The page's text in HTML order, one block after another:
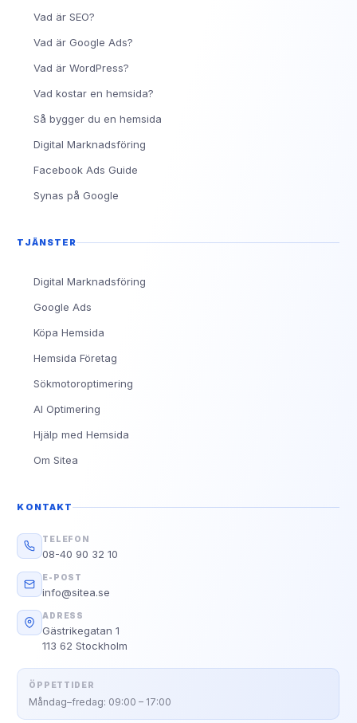
Vad är SEO?
Vad är Google Ads?
Vad är WordPress?
Vad kostar en hemsida?
Så bygger du en hemsida
Digital Marknadsföring
Facebook Ads Guide
Synas på Google
TJÄNSTER
Digital Marknadsföring
Google Ads
Köpa Hemsida
Hemsida Företag
Sökmotoroptimering
AI Optimering
Hjälp med Hemsida
Om Sitea
KONTAKT
TELEFON
08-40 90 32 10
E-POST
info@sitea.se
ADRESS
Gästrikegatan 1
113 62 Stockholm
ÖPPETTIDER
Måndag–fredag: 09:00 – 17:00